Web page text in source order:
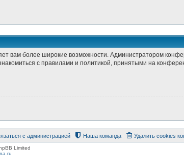
вам более широкие возможности. Администратором
с правилами и политикой, принятыми на
Удалить cookies
Наша команда
с администрацией
Limited